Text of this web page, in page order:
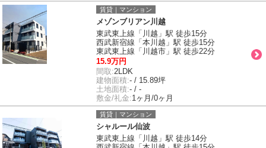
賃貸｜マンション
メゾンブリアン川越
東武東上線「川越」駅 徒歩15分
西武新宿線「本川越」駅 徒歩15分
東武東上線「川越市」駅 徒歩22分
15.9万円
間取:2LDK
建物面積:- / 15.89坪
土地面積:- / -
敷金/礼金:1ヶ月/0ヶ月
賃貸｜マンション
シャルール仙波
東武東上線「川越」駅 徒歩14分